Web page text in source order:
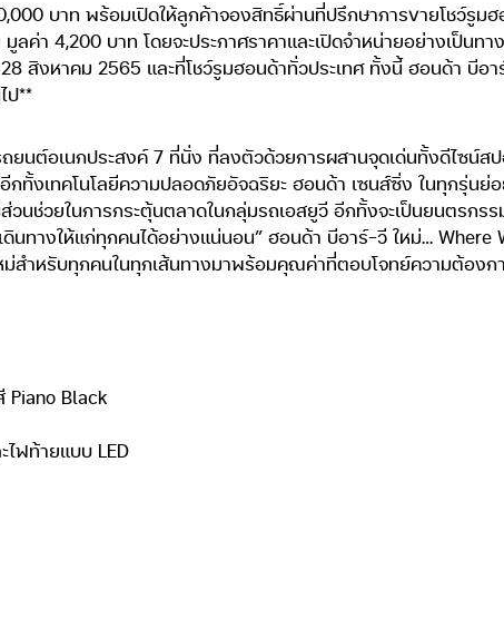
บาท พร้อมเปิดให้ลูกค้าจองสิทธิ์ผ่านที่ปรึกษาการขายโชว์รูม
า 4,200 บาท โดยจะประกาศราคาและเปิดจำหน่ายอย่างเป็นท
สิงหาคม 2565 และที่โชว์รูมฮอนด้าทั่วประเทศ ทั้งนี้ ฮอนด้า บีอา
ป**
นต์อเนกประสงค์ 7 ที่นั่ง ที่ลงตัวด้วยการผสานจุดเด่นทั้งดีไซน์ส
ทั้งเทคโนโลยีความปลอดภัยอัจฉริยะ ฮอนด้า เซนส์ซิ่ง ในทุกรุ่นย่
วนช่วยในการกระตุ้นตลาดในกลุ่มรถเอสยูวี อีกทั้งจะเป็นยนตรก
นทางให้แก่ทุกคนได้อย่างแน่นอน” ฮอนด้า บีอาร์-วี ใหม่… Where
ำหรับทุกคนในทุกเส้นทางมาพร้อมคุณค่าที่ตอบโจทย์ความต้องก
Piano Black
ไฟท้ายแบบ LED